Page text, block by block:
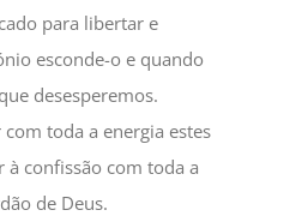
para libertar e
esconde-o e quando
desesperemos.
toda a energia estes
à confissão com toda a
de Deus.